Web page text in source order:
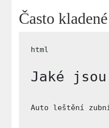
Často
Jaké
Auto leštění